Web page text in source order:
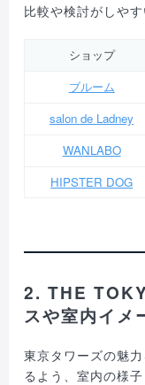
比較や検討がしやす
ショップ
ブルーム
salon de Ladney
WANLABO
HIPSTER DOG
2. THE
スや室内イメ
東京タワーズの魅
るよう、室内の様